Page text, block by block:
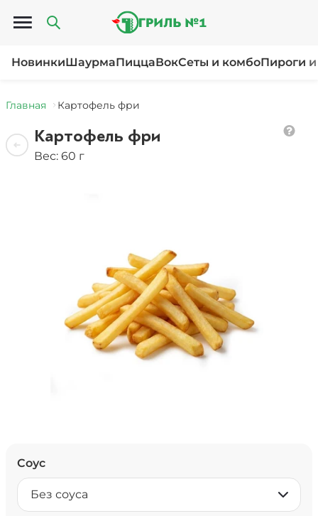
Открыть меню
НовинкиШаурмаПиццаВокСеты и комбоПироги
Главная Картофель фри
Картофель фри
Вес: 60 г
Соус
Без соуса